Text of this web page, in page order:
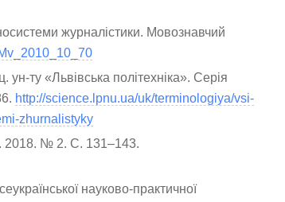
журналістики. Мовознавчий
ту «Львівська політехніка». Серія
http://science.lpnu.ua/uk/terminologiya/vsi-
zhurnalistyky
2018. № 2. С. 131–143.
науково-практичної